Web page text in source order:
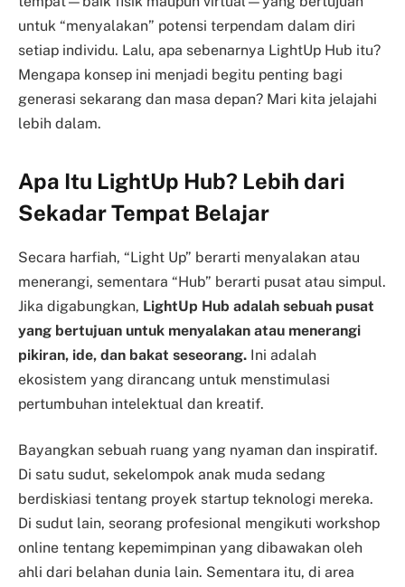
untuk “menyalakan” potensi terpendam dalam diri
setiap individu. Lalu, apa sebenarnya LightUp Hub itu?
Mengapa konsep ini menjadi begitu penting bagi
generasi sekarang dan masa depan? Mari kita jelajahi
lebih dalam.
Apa Itu LightUp Hub? Lebih dari
Sekadar Tempat Belajar
Secara harfiah, “Light Up” berarti menyalakan atau
menerangi, sementara “Hub” berarti pusat atau simpul.
Jika digabungkan, LightUp Hub adalah sebuah pusat
yang bertujuan untuk menyalakan atau menerangi
pikiran, ide, dan bakat seseorang. Ini adalah
ekosistem yang dirancang untuk menstimulasi
pertumbuhan intelektual dan kreatif.
Bayangkan sebuah ruang yang nyaman dan inspiratif.
Di satu sudut, sekelompok anak muda sedang
berdiskiasi tentang proyek startup teknologi mereka.
Di sudut lain, seorang profesional mengikuti workshop
online tentang kepemimpinan yang dibawakan oleh
ahli dari belahan dunia lain. Sementara itu, di area